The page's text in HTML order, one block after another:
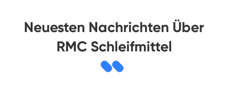
Neuesten Nachrichten Über
RMC Schleifmittel